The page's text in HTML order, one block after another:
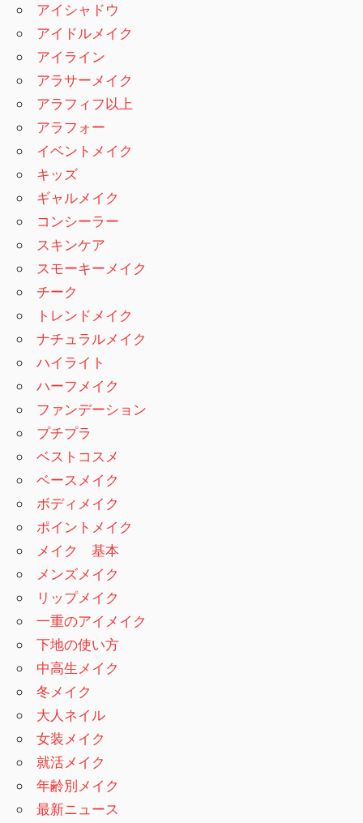
アイシャドウ
アイドルメイク
アイライン
アラサーメイク
アラフィフ以上
アラフォー
イベントメイク
キッズ
ギャルメイク
コンシーラー
スキンケア
スモーキーメイク
チーク
トレンドメイク
ナチュラルメイク
ハイライト
ハーフメイク
ファンデーション
プチプラ
ベストコスメ
ベースメイク
ボディメイク
ポイントメイク
メイク 基本
メンズメイク
リップメイク
一重のアイメイク
下地の使い方
中高生メイク
冬メイク
大人ネイル
女装メイク
就活メイク
年齢別メイク
最新ニュース